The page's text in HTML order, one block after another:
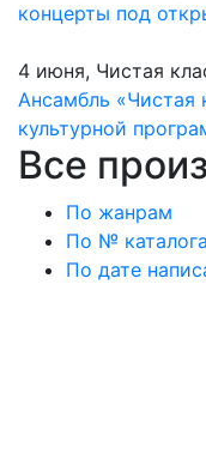
концерты под
4 июня, Чистая
Ансамбль «Чистая
культурной
Все
По жанрам
По № каталога
По дате